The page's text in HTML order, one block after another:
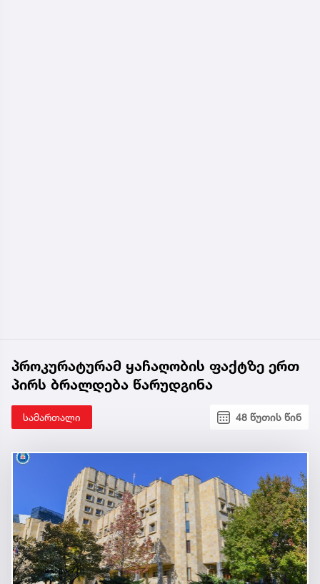
პროკურატურამ ყაჩაღობის ფაქტზე ერთ
პირს ბრალდება წარუდგინა
სამართალი 48 წუთის წინ